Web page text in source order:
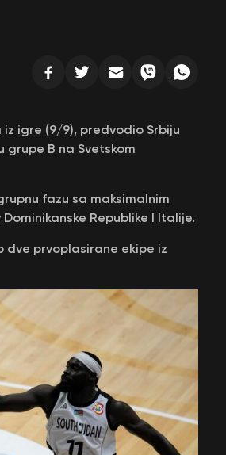
igre (9/9), predvodio Srbiju
grupe B na Svetskom
fazu sa maksimalnim
Republike I Italije.
dve prvoplasirane ekipe iz